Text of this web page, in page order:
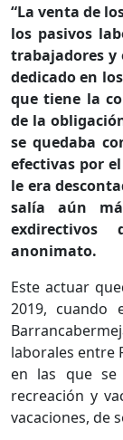
“La venta de
los pasivos
trabajadores y
dedicado en
que tiene la
de la
se quedaba
efectivas por
le era
salía aún
anonimato.
Este actuar
2019, cuando
laborales entre
en las que
recreación y
vacaciones, de